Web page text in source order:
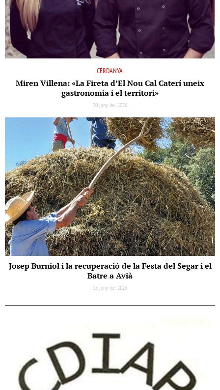
CERDANYA
Miren Villena: «La Fireta d’El Nou Cal Caterí uneix
gastronomia i el territori»
30 juny del 2026
Josep Burniol i la recuperació de la Festa del Segar i el
Batre a Avià
15 juny del 2026